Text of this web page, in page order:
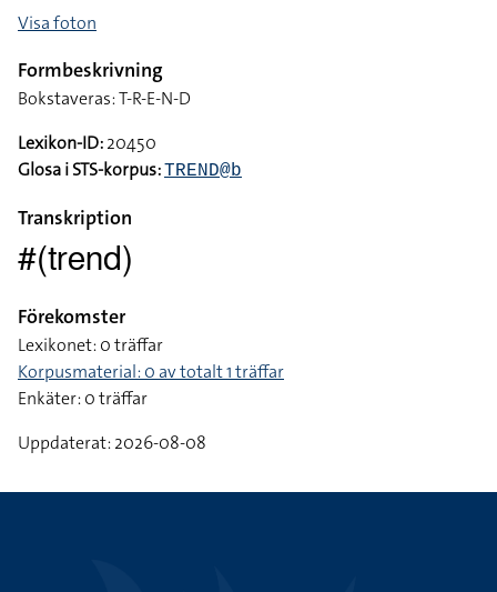
Visa foton
Formbeskrivning
Bokstaveras: T-R-E-N-D
Lexikon-ID:20450
Glosa i STS-korpus:TREND@b
Transkription
#(trend)
Förekomster
Lexikonet: 0 träffar
Korpusmaterial: 0 av totalt 1 träffar
Enkäter: 0 träffar
Uppdaterat: 2026-08-08